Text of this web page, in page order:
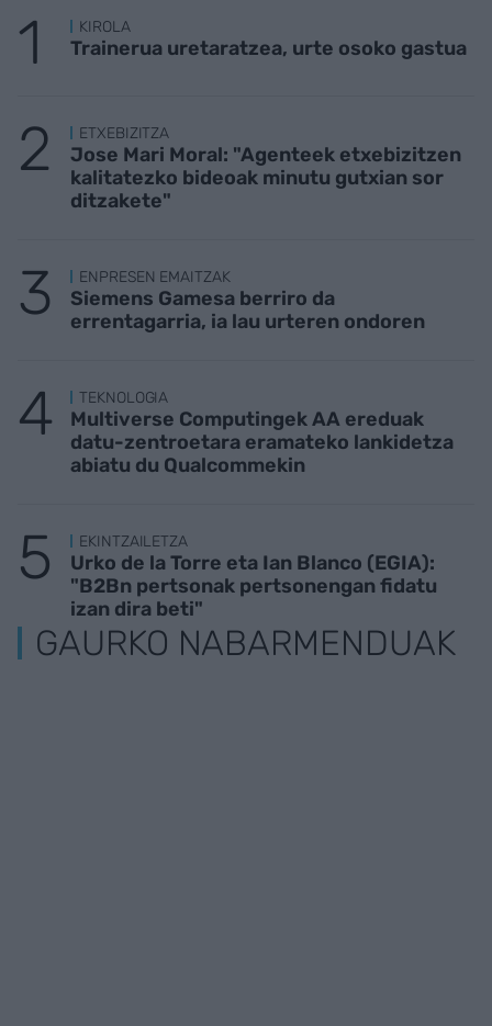
KIROLA
Trainerua uretaratzea, urte osoko gastua
ETXEBIZITZA
Jose Mari Moral: "Agenteek etxebizitzen
kalitatezko bideoak minutu gutxian sor
ditzakete"
ENPRESEN EMAITZAK
Siemens Gamesa berriro da
errentagarria, ia lau urteren ondoren
TEKNOLOGIA
Multiverse Computingek AA ereduak
datu-zentroetara eramateko lankidetza
abiatu du Qualcommekin
EKINTZAILETZA
Urko de la Torre eta Ian Blanco (EGIA):
"B2Bn pertsonak pertsonengan fidatu
izan dira beti"
GAURKO NABARMENDUAK